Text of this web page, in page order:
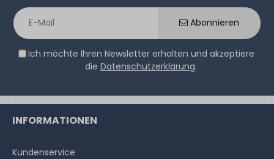
1-2 Tage*
17,90 € *
Abonnieren
Ich möchte Ihren Newsletter erhalten und akzeptiere
die Datenschutzerklärung.
INFORMATIONEN
Kundenservice